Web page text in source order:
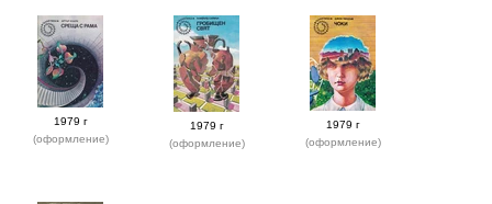
1979 г
(оформление)
1979 г
(оформление)
1979 г
(оформление)